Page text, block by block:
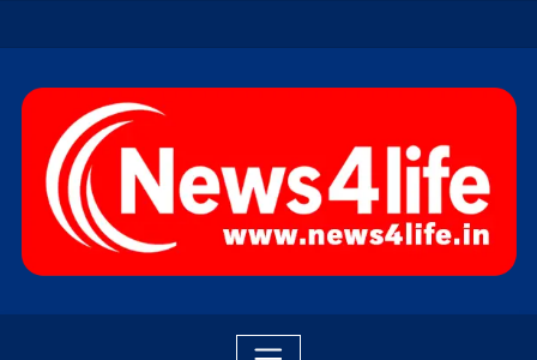
to